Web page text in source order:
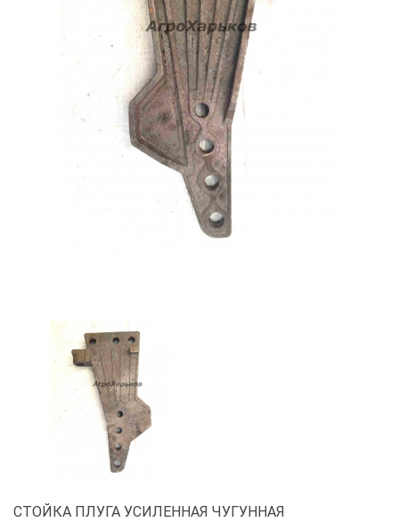
СТОЙКА ПЛУГА УСИЛЕННАЯ ЧУГУННАЯ